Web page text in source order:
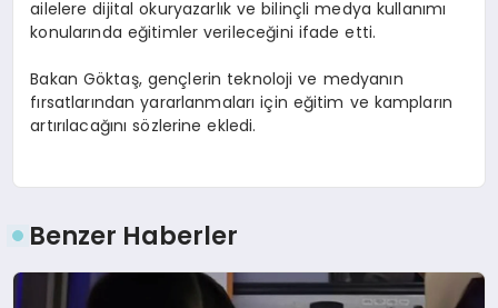
ailelere dijital okuryazarlık ve bilinçli medya kullanımı
konularında eğitimler verileceğini ifade etti.
Bakan Göktaş, gençlerin teknoloji ve medyanın
fırsatlarından yararlanmaları için eğitim ve kampların
artırılacağını sözlerine ekledi.
Benzer Haberler